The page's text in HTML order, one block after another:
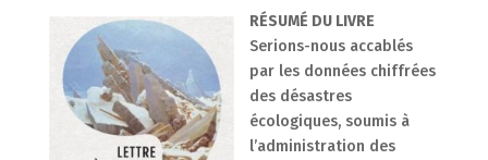
RÉSUMÉ DU LIVRE
Serions-nous accablés
par les données chiffrées
des désastres
écologiques, soumis à
l’administration des